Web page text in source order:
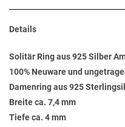
Details
Solitär Ring aus 925 Silber
100% Neuware und
Damenring aus 925
Breite ca. 7,4 mm
Tiefe ca. 4 mm